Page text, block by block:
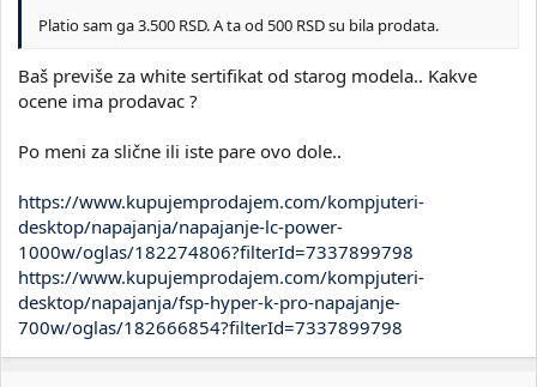
Platio sam ga 3.500 RSD. A ta od 500 RSD su bila prodata.
Baš previše za white sertifikat od starog modela.. Kakve
ocene ima prodavac ?
Po meni za slične ili iste pare ovo dole..
https://www.kupujemprodajem.com/kompjuteri-
desktop/napajanja/napajanje-lc-power-
1000w/oglas/182274806?filterId=7337899798
https://www.kupujemprodajem.com/kompjuteri-
desktop/napajanja/fsp-hyper-k-pro-napajanje-
700w/oglas/182666854?filterId=7337899798